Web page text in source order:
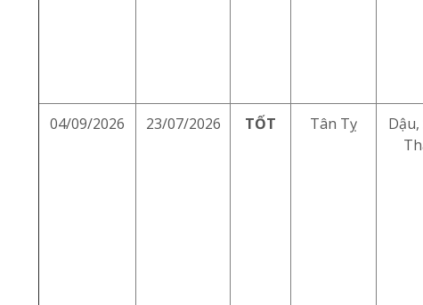
04/09/2026 23/07/2026 TỐT Tân Tỵ
Dậu,